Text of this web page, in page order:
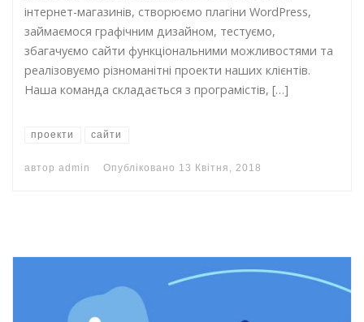
інтернет-магазинів, створюємо плагіни WordPress,
займаємося графічним дизайном, тестуємо,
збагачуємо сайти функціональними можливостями та
реалізовуємо різноманітні проекти наших клієнтів.
Наша команда складається з програмістів, […]
проекти сайти
автор admin Опубліковано 13 Квітня, 2018